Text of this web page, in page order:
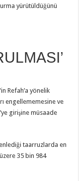
yürütüldüğünü
Refah’a yönelik
engellememesine ve
girişine müsaade
taarruzlarda en
35 bin 984